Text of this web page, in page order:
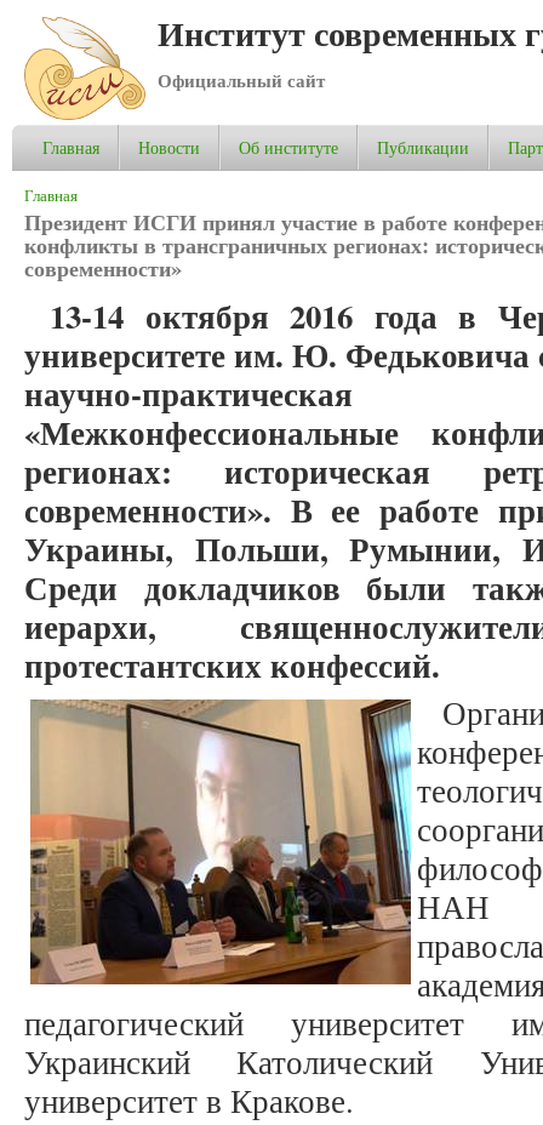
Институт современных
Официальный сайт
Главная Новости Об институте Публикации
Вы здесь
Главная
Президент ИСГИ принял участие в работе
конфликты в трансграничных регионах:
современности»
13-14 октября 2016 года в
университете им. Ю. Федьковича
научно-
«Межконфессиональные
регионах: историческая
современности». В ее работе
Украины, Польши, Румынии,
Среди докладчиков были
иерархи,
протестантских конфессий.
НАН
педагогический
Украинский Католический
университет в Кракове.